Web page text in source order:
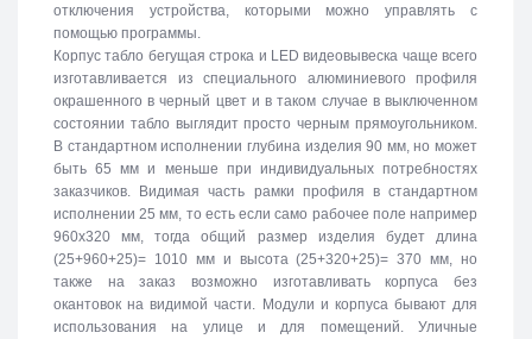
отключения устройства, которыми можно управлять с
помощью программы.
Корпус табло бегущая строка и LED видеовывеска чаще всего
изготавливается из специального алюминиевого профиля
окрашенного в черный цвет и в таком случае в выключенном
состоянии табло выглядит просто черным прямоугольником.
В стандартном исполнении глубина изделия 90 мм, но может
быть 65 мм и меньше при индивидуальных потребностях
заказчиков. Видимая часть рамки профиля в стандартном
исполнении 25 мм, то есть если само рабочее поле например
960х320 мм, тогда общий размер изделия будет длина
(25+960+25)= 1010 мм и высота (25+320+25)= 370 мм, но
также на заказ возможно изготавливать корпуса без
окантовок на видимой части. Модули и корпуса бывают для
использования на улице и для помещений. Уличные